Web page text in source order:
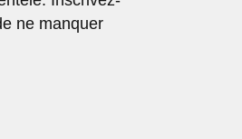
ne manquer